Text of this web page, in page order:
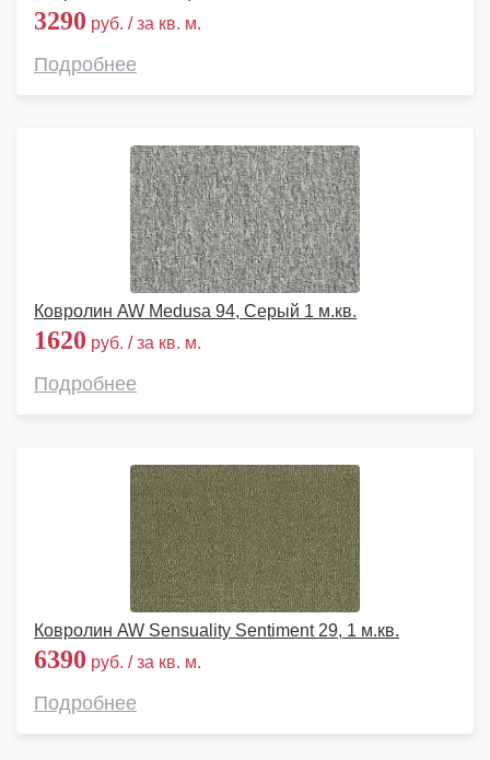
3290 руб. / за кв. м.
Подробнее
Ковролин AW Medusa 94, Серый 1 м.кв.
1620 руб. / за кв. м.
Подробнее
Ковролин AW Sensuality Sentiment 29, 1 м.кв.
6390 руб. / за кв. м.
Подробнее